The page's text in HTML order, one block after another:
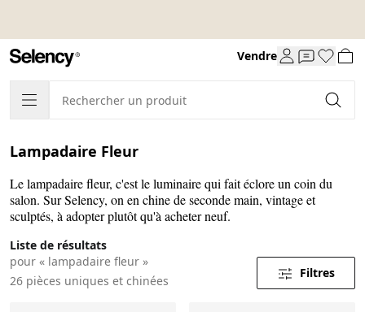
Vendre
Lampadaire Fleur
Le lampadaire fleur, c'est le luminaire qui fait éclore un coin du
salon. Sur Selency, on en chine de seconde main, vintage et
sculptés, à adopter plutôt qu'à acheter neuf.
Liste de résultats
pour « lampadaire fleur »
26 pièces uniques et chinées
Filtres